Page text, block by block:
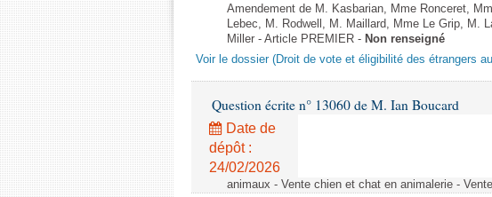
Amendement de M. Kasbarian, Mme Ronceret,
Lebec, M. Rodwell, M. Maillard, Mme Le Grip, M.
Miller - Article PREMIER - Non renseigné
Voir le dossier (Droit de vote et éligibilité des étrangers
Question écrite n° 13060 de M. Ian Boucard
Date de
dépôt :
24/02/2026
animaux - Vente chien et chat en animalerie -